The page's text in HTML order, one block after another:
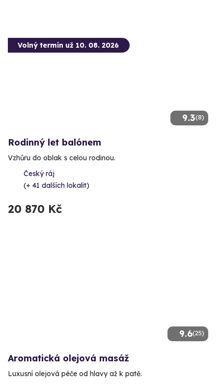
9.3(8)
Volný termín už 10. 08. 2026
Rodinný let balónem
Vzhůru do oblak s celou rodinou.
Český ráj
(+ 41 dalších lokalit)
20 870 Kč
9.6(25)
Aromatická olejová masáž
Luxusní olejová péče od hlavy až k patě.